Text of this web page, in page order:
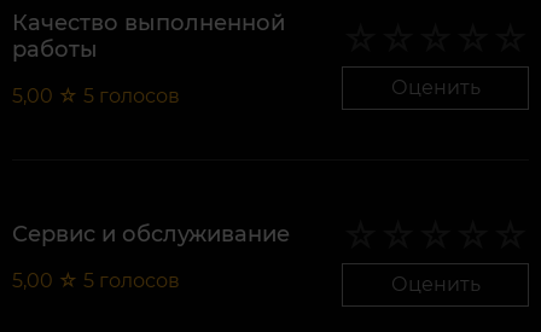
Качество выполненной
работы
5,00 ☆ 5 голосов Оценить
Сервис и обслуживание
5,00 ☆ 5 голосов Оценить